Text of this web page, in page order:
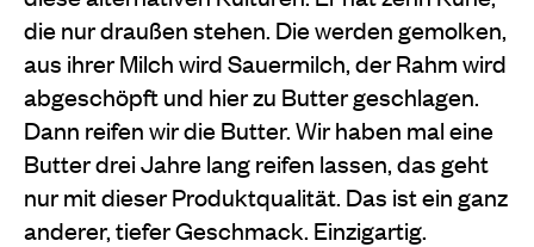
die nur draußen stehen. Die werden gemolken,
aus ihrer Milch wird Sauermilch, der Rahm wird
abgeschöpft und hier zu Butter geschlagen.
Dann reifen wir die Butter. Wir haben mal eine
Butter drei Jahre lang reifen lassen, das geht
nur mit dieser Produktqualität. Das ist ein ganz
anderer, tiefer Geschmack. Einzigartig.